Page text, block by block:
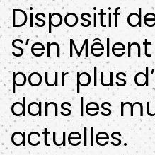
Dispositif
S’en Mêlent
pour plus
dans les
actuelles.